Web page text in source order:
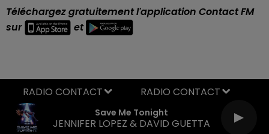
Téléchargez gratuitement l'application Contact FM
sur
et
Save Me Tonight
JENNIFER LOPEZ & DAVID GUETTA
RADIO CONTACT